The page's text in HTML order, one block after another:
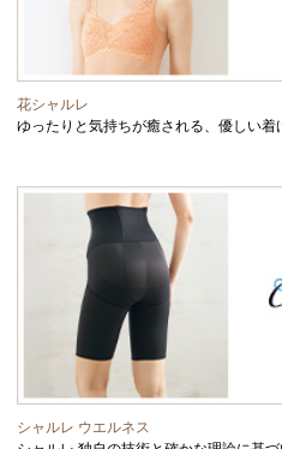
花シャルレ
ゆったりと気持ちが癒される、優しい着
シャルレ ウエルネス